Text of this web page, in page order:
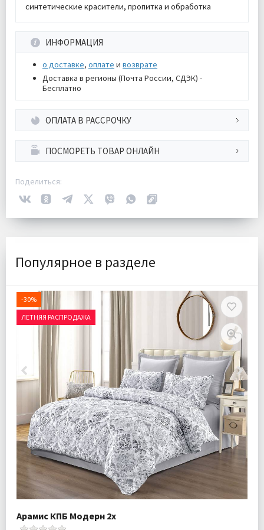
синтетические красители, пропитка и обработка
ИНФОРМАЦИЯ
о доставке, оплате и возврате
Доставка в регионы (Почта России, СДЭК) -
Бесплатно
ОПЛАТА В РАССРОЧКУ
ПОСМОРЕТЬ ТОВАР ОНЛАЙН
Поделиться:
Популярное в разделе
-30%
ЛЕТНЯЯ РАСПРОДАЖА
Арамис КПБ Модерн 2х